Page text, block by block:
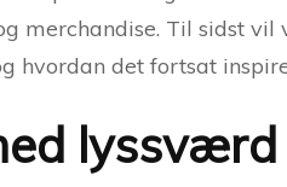
merchandise. Til sidst
hvordan det fortsat
lyssværd